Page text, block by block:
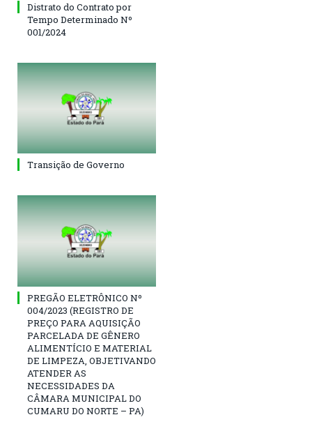
Distrato do Contrato por
Tempo Determinado Nº
001/2024
Transição de Governo
PREGÃO ELETRÔNICO Nº
004/2023 (REGISTRO DE
PREÇO PARA AQUISIÇÃO
PARCELADA DE GÊNERO
ALIMENTÍCIO E MATERIAL
DE LIMPEZA, OBJETIVANDO
ATENDER AS
NECESSIDADES DA
CÂMARA MUNICIPAL DO
CUMARU DO NORTE – PA)